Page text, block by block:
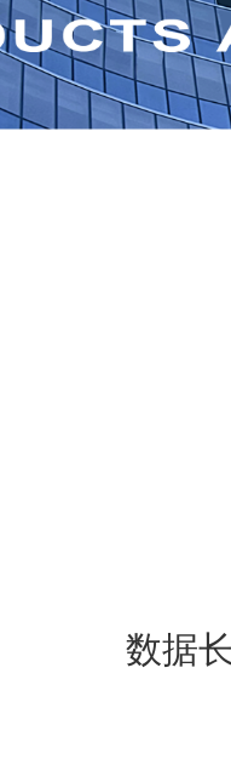
数据